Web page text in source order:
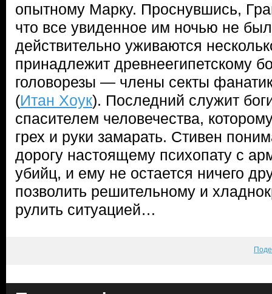
опытному Марку. Проснувшись,
что все увиденное им ночью не
действительно уживаются
принадлежит древнеегипетскому
головорезы — члены секты
(Итан Хоук). Последний служит
спасителем человечества,
грех и руки замарать. Стивен
дорогу настоящему психопату с
убийц, и ему не остается ничего
позволить решительному и
рулить ситуацией…